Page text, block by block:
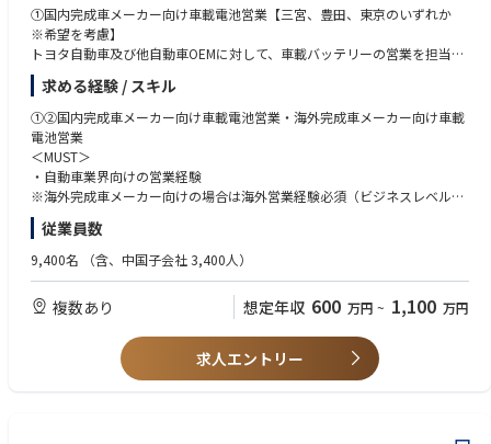
①国内完成車メーカー向け車載電池営業【三宮、豊田、東京のいずれか
※希望を考慮】
トヨタ自動車及び他自動車OEMに対して、車載バッテリーの営業を担当い
ただきます。
＜具体的には＞
・トヨタ自動車及び他自動車OEM向けの顧客営業
・量産後の数量管理・品質に関する窓口対応 等
・新規プロジェクトの製品仕様、数量、日程、価格及び投資等の商談及
び契約管理
・供給、品質、BCP（事業継続計画）等の窓口対応 他
・新規プロジェクトのリーディング
②海外完成車メーカー向け車載電池営業【三宮、豊田、東京のいずれか
北米・欧州・中国等の海外完成車メーカー向け車載電池の営業を担当いた
＜具体的には＞
求める経験 / スキル
①②国内完成車メーカー向け車載電池営業・海外完成車メーカー向け車載
電池営業
＜MUST＞
・自動車業界向けの営業経験
※海外完成車メーカー向けの場合は海外営業経験必須（ビジネスレベルの
語学力は必須となります）
＜WANT＞
・トヨタ社、もしくはトヨタ社系法人向け顧客営業経験
・他自動車OEM向け営業経験
・セールスエンジニア(技術営業)の経験
・海外駐在、留学の経験
・財務諸表に関する知見
従業員数
9,400名 （含、中国子会社 3,400人）
複数あり 想定年収 600 万円 ~ 1,100 万円
求人エントリー